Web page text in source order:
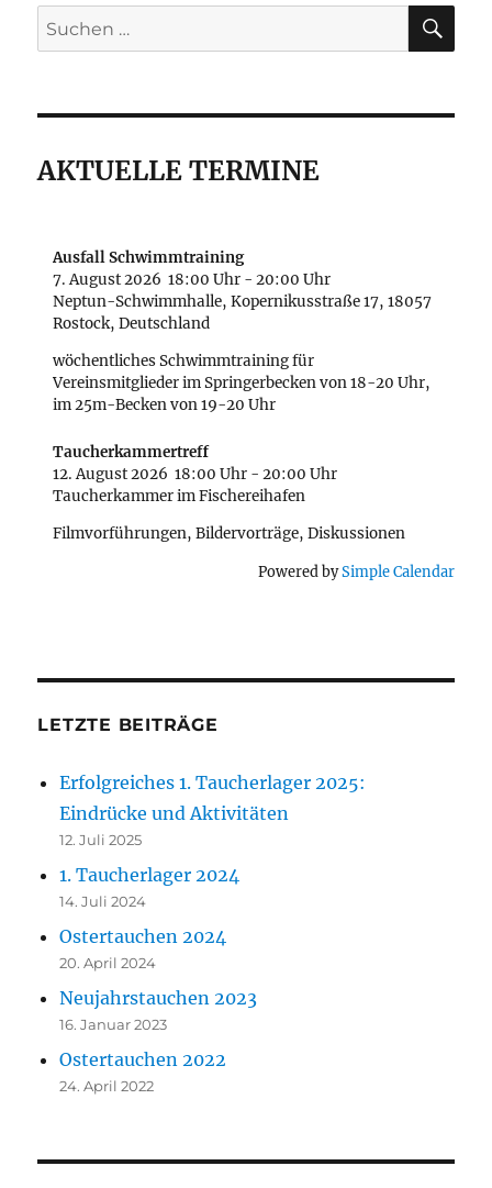
Suche
nach:
AKTUELLE TERMINE
Ausfall Schwimmtraining
7. August 2026 18:00 Uhr -20:00 Uhr
Neptun-Schwimmhalle, Kopernikusstraße 17, 18057
Rostock, Deutschland
wöchentliches Schwimmtraining für
Vereinsmitglieder im Springerbecken von 18-20 Uhr,
im 25m-Becken von 19-20 Uhr
Taucherkammertreff
12. August 2026 18:00 Uhr -20:00 Uhr
Taucherkammer im Fischereihafen
Filmvorführungen, Bildervorträge, Diskussionen
Powered bySimple Calendar
LETZTE BEITRÄGE
Erfolgreiches 1. Taucherlager 2025:
Eindrücke und Aktivitäten
12. Juli 2025
1. Taucherlager 2024
14. Juli 2024
Ostertauchen 2024
20. April 2024
Neujahrstauchen 2023
16. Januar 2023
Ostertauchen 2022
24. April 2022